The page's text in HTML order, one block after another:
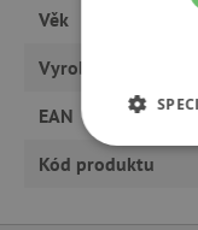
Věk
Vyrobeno v Evropě
EAN
Kód produktu